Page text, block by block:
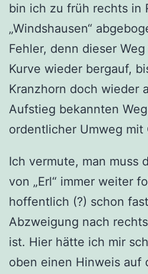
bin ich zu früh rechts in
„Windshausen“
Fehler, denn dieser
Kurve wieder bergauf,
Kranzhorn doch wieder
Aufstieg bekannten
ordentlicher Umweg mit
Ich vermute, man muss
von „Erl“ immer weiter
hoffentlich (?) schon
Abzweigung nach
ist. Hier hätte ich mir
oben einen Hinweis auf